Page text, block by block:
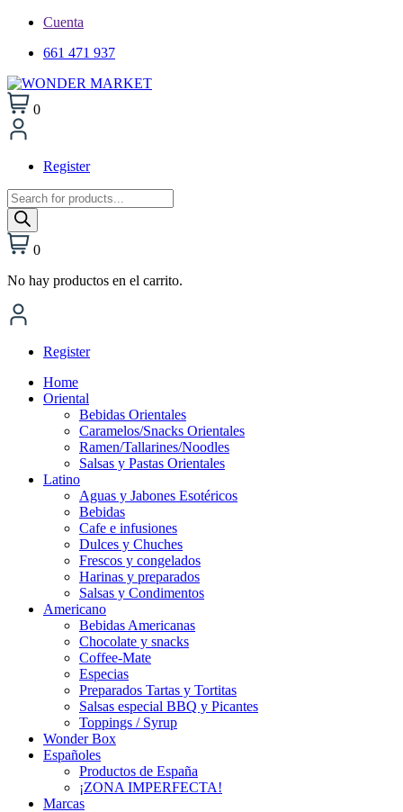
Cuenta
661 471 937
0
Register
Búsqueda
de
productos
0
No hay productos en el carrito.
Register
Home
Oriental
Bebidas Orientales
Caramelos/Snacks Orientales
Ramen/Tallarines/Noodles
Salsas y Pastas Orientales
Latino
Aguas y Jabones Esotéricos
Bebidas
Cafe e infusiones
Dulces y Chuches
Frescos y congelados
Harinas y preparados
Salsas y Condimentos
Americano
Bebidas Americanas
Chocolate y snacks
Coffee-Mate
Especias
Preparados Tartas y Tortitas
Salsas especial BBQ y Picantes
Toppings / Syrup
Wonder Box
Españoles
Productos de España
¡ZONA IMPERFECTA!
Marcas